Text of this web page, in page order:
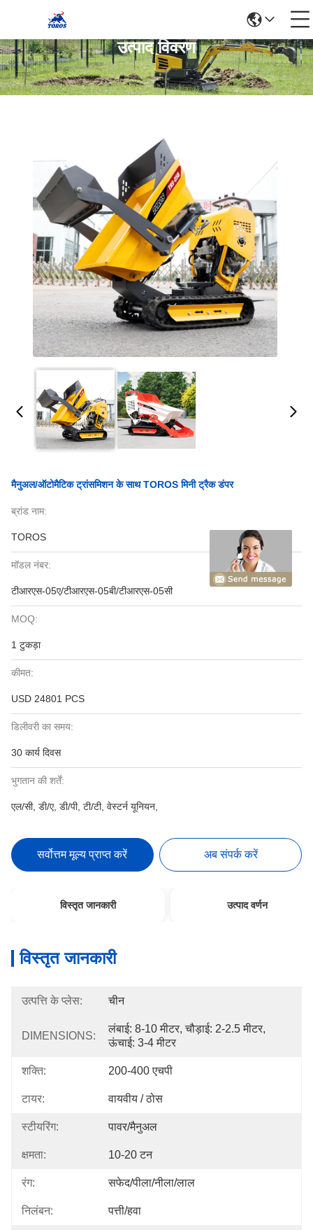
उत्पाद विवरण
मैनुअल/ऑटोमैटिक ट्रांसमिशन के साथ TOROS मिनी ट्रैक डंपर
ब्रांड नाम:
TOROS
मॉडल नंबर:
टीआरएस-05ए/टीआरएस-05बी/टीआरएस-05सी
MOQ:
1 टुकड़ा
कीमत:
USD 24801 PCS
डिलीवरी का समय:
30 कार्य दिवस
भुगतान की शर्तें:
एल/सी, डी/ए, डी/पी, टी/टी, वेस्टर्न यूनियन,
सर्वोत्तम मूल्य प्राप्त करें अब संपर्क करें
विस्तृत जानकारी उत्पाद वर्णन
विस्तृत जानकारी
उत्पत्ति के प्लेस: चीन
DIMENSIONS:
लंबाई: 8-10 मीटर, चौड़ाई: 2-2.5 मीटर,
ऊंचाई: 3-4 मीटर
शक्ति: 200-400 एचपी
टायर: वायवीय / ठोस
स्टीयरिंग: पावर/मैनुअल
क्षमता: 10-20 टन
रंग: सफेद/पीला/नीला/लाल
निलंबन: पत्ती/हवा